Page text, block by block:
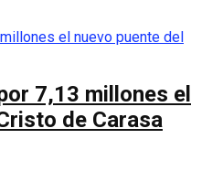
7,13 millones el
de Carasa